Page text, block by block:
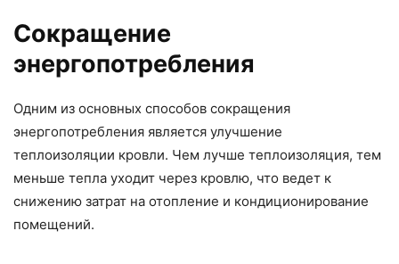
Сокращение
энергопотребления
Одним из основных способов сокращения
энергопотребления является улучшение
теплоизоляции кровли. Чем лучше теплоизоляция, тем
меньше тепла уходит через кровлю, что ведет к
снижению затрат на отопление и кондиционирование
помещений.